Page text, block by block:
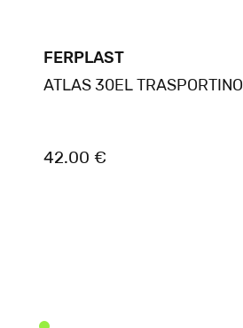
FERPLAST
ATLAS 30EL TRASPORTINO
42.00 €